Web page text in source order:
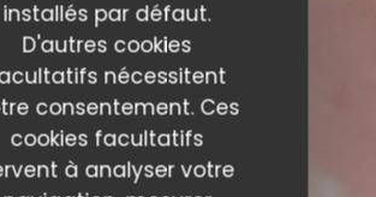
installés par défaut.
D'autres cookies
nécessitent
consentement. Ces
cookies facultatifs
à analyser votre